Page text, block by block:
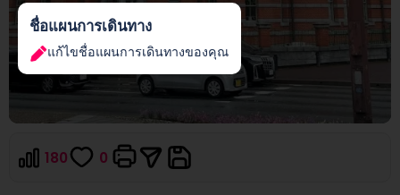
ชื่อแผนการเดินทาง
แก้ไขชื่อแผนการเดินทางของคุณ
180 0